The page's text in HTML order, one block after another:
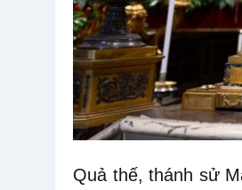
Quả thế, thánh sử